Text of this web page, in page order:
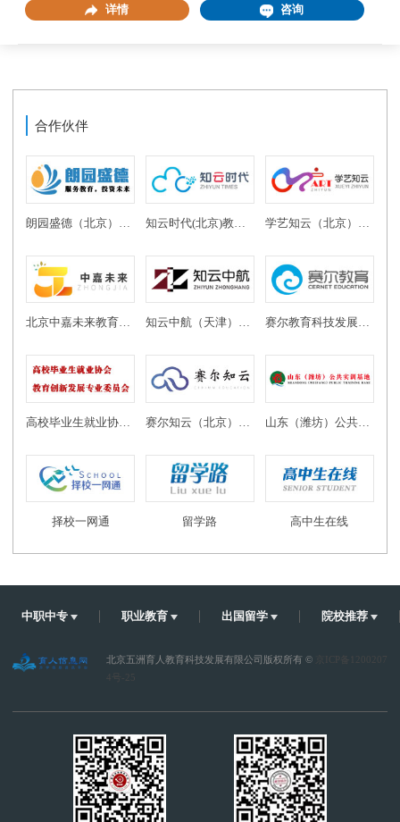
详情 咨询
合作伙伴
北京中嘉未来教育科技有限公司 知云中航（天津）教育科技有限公司 赛尔教育科技发展有限公司
山东（潍坊）公共实训基地
择校一网通 留学路 高中生在线
中职中专 职业教育 出国留学 院校推荐
北京五洲育人教育科技发展有限公司版权所有 ©
京ICP备1200207
4号-25